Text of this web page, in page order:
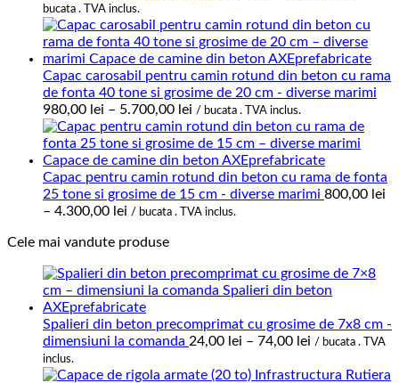
prețuri:
39,00
până
la
119,00
bucata . TVA inclus.
Capac carosabil pentru camin rotund din beton cu rama
de fonta 40 tone si grosime de 20 cm - diverse marimi
980,00 lei – 5.700,00 lei Interval
de
prețuri:
980,00 lei
până
la
5.700,00 lei
/ bucata . TVA inclus.
Capac pentru camin rotund din beton cu rama de fonta
25 tone si grosime de 15 cm - diverse marimi 800,00 lei
– 4.300,00 lei Interval
prețuri:
până
la
4.300,00 lei
/ bucata . TVA inclus.
Cele mai vandute produse
Spalieri din beton precomprimat cu grosime de 7x8 cm -
dimensiuni la comanda 24,00 lei – 74,00 lei Interval
prețuri:
/ bucata . TVA
inclus.